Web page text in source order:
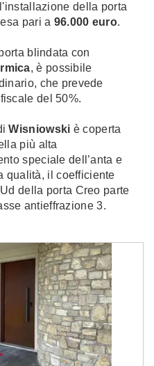
della porta
pari a 96.000 euro.
blindata con
, è possibile
che prevede
del 50%.
Wisniowski è coperta
più alta
speciale dell’anta e
qualità, il coefficiente
della porta Creo parte
antieffrazione 3.